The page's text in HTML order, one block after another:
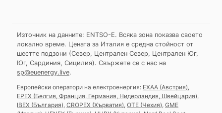
Източник на данните: ENTSO-E. Всяка зона показва своето
локално време. Цената за Италия е средна стойност от
шестте подзони (Север, Централен Север, Централен Юг,
Юг, Сардиния, Сицилия). Свържете се с нас на
sp@euenergy.live.
Европейски оператори на електроенергия: EXAA (Австрия)
EPEX (Белгия, Франция, Германия, Нидерландия, Швейцария)
IBEX (България) CROPEX (Хърватия) OTE (Чехия) GME